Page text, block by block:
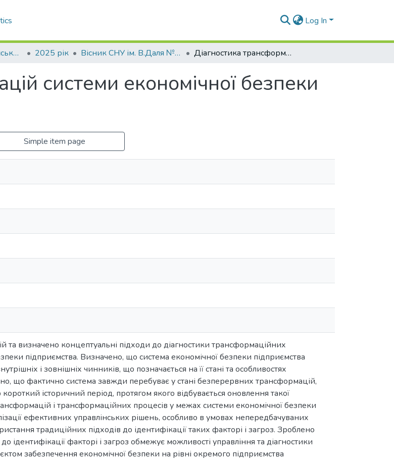
Log In
Вісник Східноукраїнського національного університету імені В. Даля 2025 рік Вісник СНУ ім. В.Даля № 6 (292) 2025 Діагностика трансформацій системи економічної безпеки підприємства.
системи економічної безпеки
Simple item page
та визначено концептуальні підходи до діагностики трансформаційних
підприємства. Визначено, що система економічної безпеки підприємства
і зовнішніх чинників, що позначається на її стані та особливостях
що фактично система завжди перебуває у стані безперервних трансформацій,
історичний період, протягом якого відбувається оновлення такої
і трансформаційних процесів у межах системи економічної безпеки
ефективних управлінських рішень, особливо в умовах непередбачуваних
традиційних підходів до ідентифікації таких факторі і загроз. Зроблено
ідентифікації факторі і загроз обмежує можливості управління та діагностики
забезпечення економічної безпеки на рівні окремого підприємства